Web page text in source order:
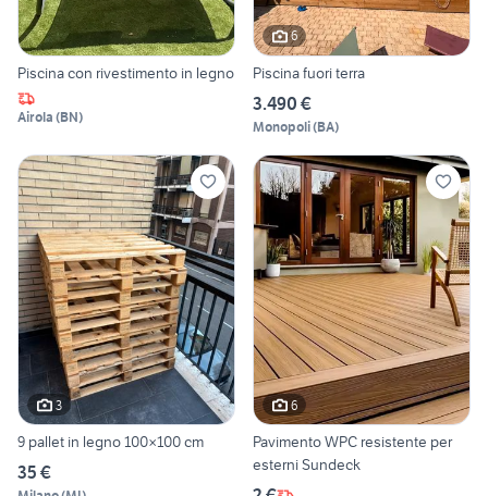
Piscina con rivestimento in legno
Airola (BN)
6
Piscina fuori terra
3.490 €
Monopoli(BA)
3
9 pallet in legno 100×100 cm
35 €
6
Pavimento WPC resistente per
esterni Sundeck